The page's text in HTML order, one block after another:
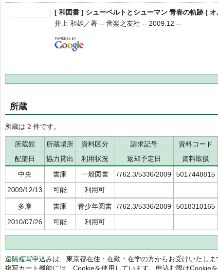
[ 和図書 ] シューベルトとシューマン 青春の軌跡 (
井上 和雄／著 -- 音楽之友社 -- 2009.12 --
所蔵
所蔵は 2 件です。
所蔵館 所蔵場所 資料区分 請求記号
資料コード
配架日
協力貸出 利用状況 返却予定日
資料取扱
中央
書庫 一般図書 /762.3/5336/2009
5017448815
2009/12/13
可能 利用可
多摩 書庫 青少年図書 /762.3/5336/2009
5018310165
2010/07/26
可能 利用可
遠隔複写申込みは、東京都在住・在勤・在学の方からお受けいたしま
複写カート機能には、Cookieを使用しています。申込む際はCookie